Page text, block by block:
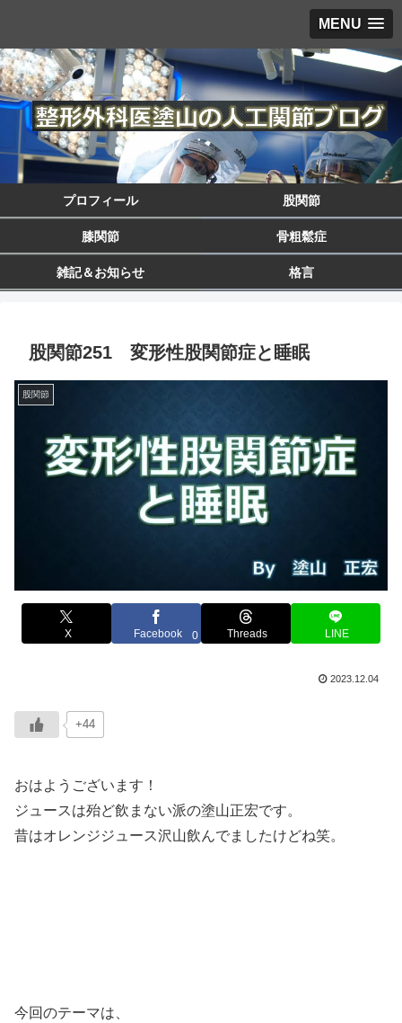
MENU
プロフィール 股関節
膝関節 骨粗鬆症
雑記＆お知らせ 格言
股関節251 変形性股関節症と睡眠
股関節
X Facebook 0 Threads LINE
2023.12.04
+44
おはようございます！
ジュースは殆ど飲まない派の塗山正宏です。
昔はオレンジジュース沢山飲んでましたけどね笑。
今回のテーマは、